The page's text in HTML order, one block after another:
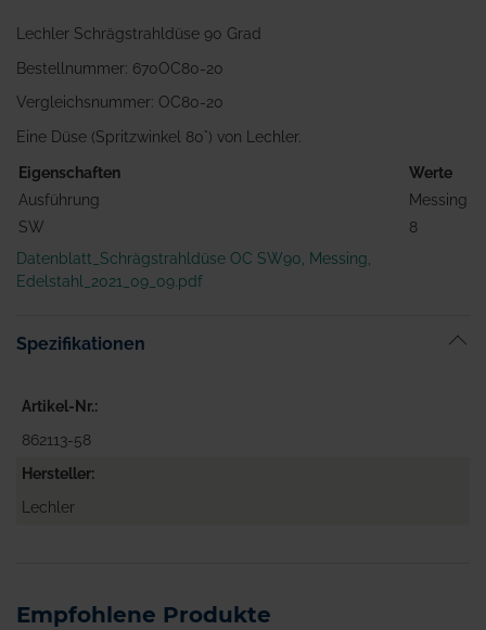
Lechler Schrägstrahldüse 90 Grad
Bestellnummer: 670OC80-20
Vergleichsnummer: OC80-20
Eine Düse (Spritzwinkel 80°) von Lechler.
Eigenschaften
Werte
Ausführung
Messing
SW
8
Datenblatt_Schrägstrahldüse OC SW90, Messing,
Edelstahl_2021_09_09.pdf
Spezifikationen
Artikel-Nr.
862113-58
Hersteller
Lechler
Empfohlene Produkte